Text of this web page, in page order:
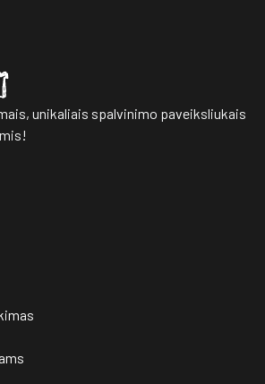
unikaliais spalvinimo paveiksliukais